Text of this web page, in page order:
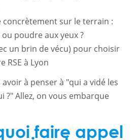
concrètement sur le terrain :
poudre aux yeux ?
un brin de vécu) pour choisir
RSE à Lyon
à penser à "qui a vidé les
?" Allez, on vous embarque
faire appel